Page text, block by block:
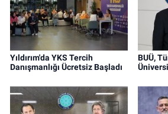
Yıldırım'da YKS Tercih
Danışmanlığı Ücretsiz Başladı
BUÜ,